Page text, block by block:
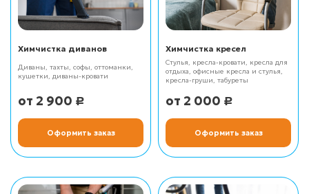
Химчистка диванов
Диваны, тахты, софы, оттоманки,
кушетки, диваны-кровати
2 900 Р
Оформить заказ
Химчистка кресел
Стулья, кресла-кровати, кресла для
отдыха, офисные кресла и стулья,
кресла-груши, табуреты
2 000 Р
Оформить заказ